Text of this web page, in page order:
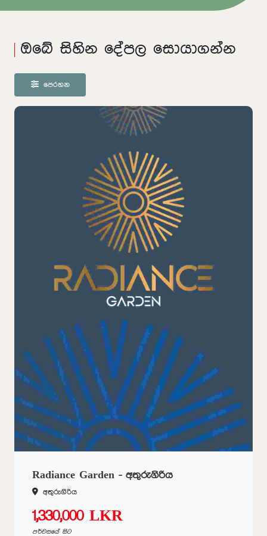
ඔබේ සිහින දේපල සොයාගන්න
පෙරහන
Radiance Garden - අතුරුගිරිය
අතුරුගිරිය
1,330,000 LKR
පර්චසයේ සිට